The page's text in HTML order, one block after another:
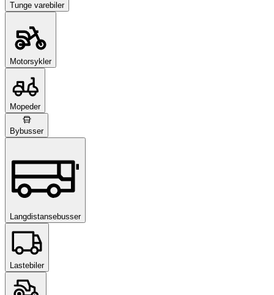
Tunge varebiler
Motorsykler
Mopeder
Bybusser
Langdistansebusser
Lastebiler